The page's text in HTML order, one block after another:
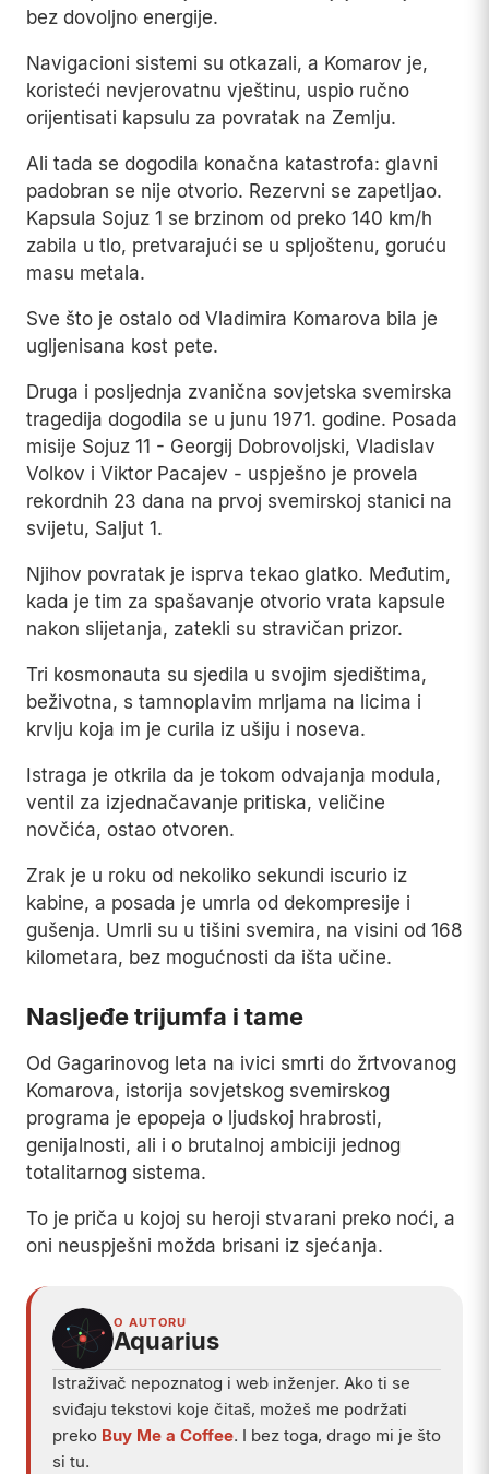
bez dovoljno energije.
Navigacioni sistemi su otkazali, a Komarov je,
koristeći nevjerovatnu vještinu, uspio ručno
orijentisati kapsulu za povratak na Zemlju.
Ali tada se dogodila konačna katastrofa: glavni
padobran se nije otvorio. Rezervni se zapetljao.
Kapsula Sojuz 1 se brzinom od preko 140 km/h
zabila u tlo, pretvarajući se u spljoštenu, goruću
masu metala.
Sve što je ostalo od Vladimira Komarova bila je
ugljenisana kost pete.
Druga i posljednja zvanična sovjetska svemirska
tragedija dogodila se u junu 1971. godine. Posada
misije Sojuz 11 - Georgij Dobrovoljski, Vladislav
Volkov i Viktor Pacajev - uspješno je provela
rekordnih 23 dana na prvoj svemirskoj stanici na
svijetu, Saljut 1.
Njihov povratak je isprva tekao glatko. Međutim,
kada je tim za spašavanje otvorio vrata kapsule
nakon slijetanja, zatekli su stravičan prizor.
Tri kosmonauta su sjedila u svojim sjedištima,
beživotna, s tamnoplavim mrljama na licima i
krvlju koja im je curila iz ušiju i noseva.
Istraga je otkrila da je tokom odvajanja modula,
ventil za izjednačavanje pritiska, veličine
novčića, ostao otvoren.
Zrak je u roku od nekoliko sekundi iscurio iz
kabine, a posada je umrla od dekompresije i
gušenja. Umrli su u tišini svemira, na visini od 168
kilometara, bez mogućnosti da išta učine.
Nasljeđe trijumfa i tame
Od Gagarinovog leta na ivici smrti do žrtvovanog
Komarova, istorija sovjetskog svemirskog
programa je epopeja o ljudskoj hrabrosti,
genijalnosti, ali i o brutalnoj ambiciji jednog
totalitarnog sistema.
To je priča u kojoj su heroji stvarani preko noći, a
oni neuspješni možda brisani iz sjećanja.
O AUTORU
Aquarius
Istraživač nepoznatog i web inženjer. Ako ti se
sviđaju tekstovi koje čitaš, možeš me podržati
preko Buy Me a Coffee. I bez toga, drago mi je što
si tu.